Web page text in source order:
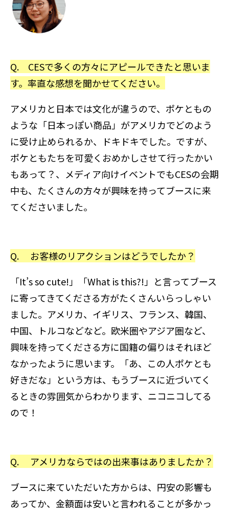
Q. CESで多くの方々にアピールできたと思いま
す。率直な感想を聞かせてください。
アメリカと日本では文化が違うので、ポケともの
ような「日本っぽい商品」がアメリカでどのよう
に受け止められるか、ドキドキでした。ですが、
ポケともたちを可愛くおめかしさせて行ったかい
もあって？、メディア向けイベントでもCESの会期
中も、たくさんの方々が興味を持ってブースに来
てくださいました。
Q. お客様のリアクションはどうでしたか？
「It’s so cute!」「What is this?!」と言ってブース
に寄ってきてくださる方がたくさんいらっしゃい
ました。アメリカ、イギリス、フランス、韓国、
中国、トルコなどなど。欧米圏やアジア圏など、
興味を持ってくださる方に国籍の偏りはそれほど
なかったように思います。「あ、この人ポケとも
好きだな」という方は、もうブースに近づいてく
るときの雰囲気からわかります、ニコニコしてる
ので！
Q. アメリカならではの出来事はありましたか？
ブースに来ていただいた方からは、円安の影響も
あってか、金額面は安いと言われることが多かっ